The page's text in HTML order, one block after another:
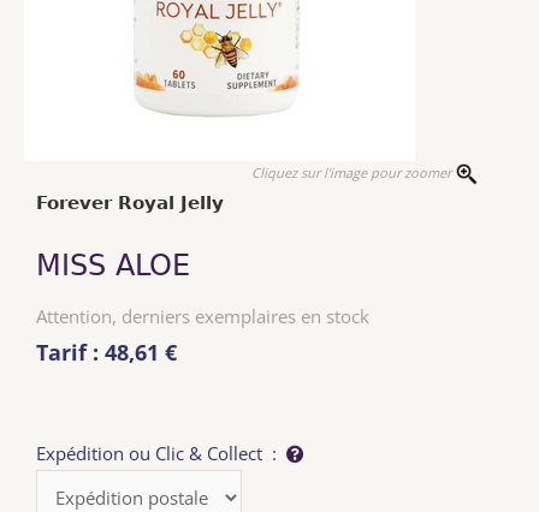
Cliquez sur l'image pour zoomer
Forever Royal Jelly
MISS ALOE
Attention, derniers exemplaires en stock
Tarif : 48,61 €
Expédition ou Clic & Collect :